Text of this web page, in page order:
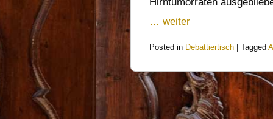
… weiter
Posted in Debattiertisch Tagged